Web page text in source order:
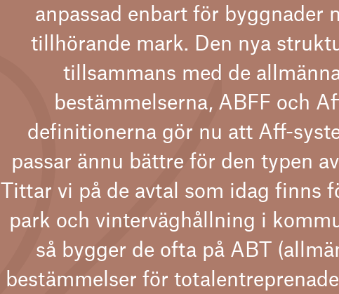
anpassad enbart för byggnader
tillhörande mark. Den nya
tillsammans med de
bestämmelserna, ABFF och
definitionerna gör nu att Aff-
passar ännu bättre för den typen
Tittar vi på de avtal som idag finns
park och vinterväghållning i
så bygger de ofta på ABT
bestämmelser för